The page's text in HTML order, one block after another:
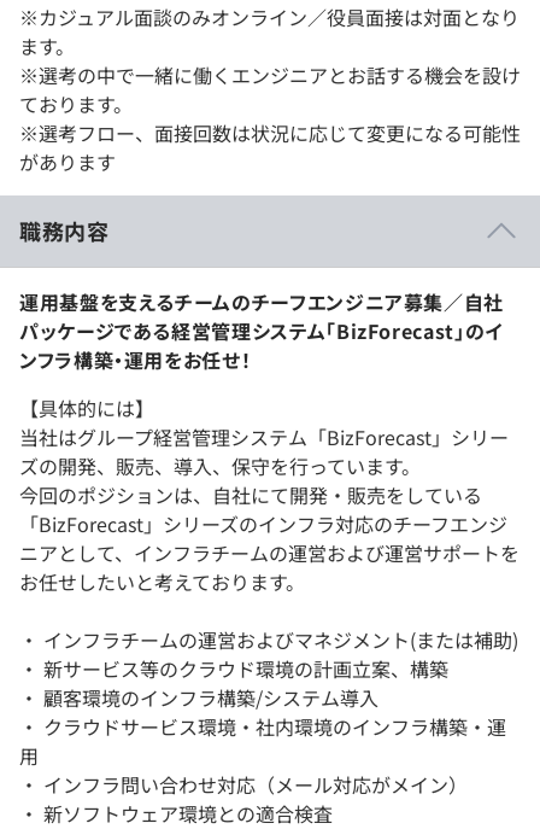
※カジュアル面談のみオンライン／役員面接は対面となり
ます。
※選考の中で一緒に働くエンジニアとお話する機会を設け
ております。
※選考フロー、面接回数は状況に応じて変更になる可能性
があります
職務内容
運用基盤を支えるチームのチーフエンジニア募集／自社
パッケージである経営管理システム「BizForecast」のイ
ンフラ構築・運用をお任せ！
【具体的には】
当社はグループ経営管理システム「BizForecast」シリー
ズの開発、販売、導入、保守を行っています。
今回のポジションは、自社にて開発・販売をしている
「BizForecast」シリーズのインフラ対応のチーフエンジ
ニアとして、インフラチームの運営および運営サポートを
お任せしたいと考えております。
・ インフラチームの運営およびマネジメント(または補助)
・ 新サービス等のクラウド環境の計画立案、構築
・ 顧客環境のインフラ構築/システム導入
・ クラウドサービス環境・社内環境のインフラ構築・運
用
・ インフラ問い合わせ対応（メール対応がメイン）
・ 新ソフトウェア環境との適合検査